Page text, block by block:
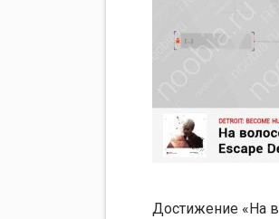
Достижение «На